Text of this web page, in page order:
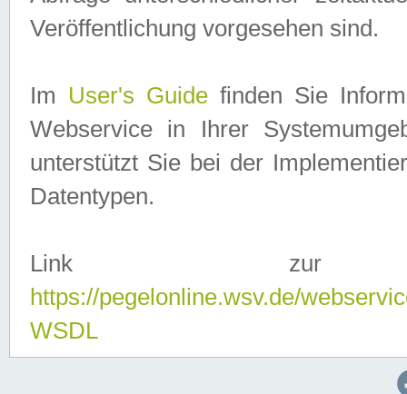
Veröffentlichung vorgesehen sind.
Im User's Guidefinden Sie
Webservice in Ihrer
unterstützt Sie bei der
Datentypen.
Link zur
https://pegelonline.wsv.de/
WSDL